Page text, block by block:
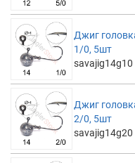
Джиг
1/0, 5шт
savajig14g10
Джиг
2/0, 5шт
savajig14g20